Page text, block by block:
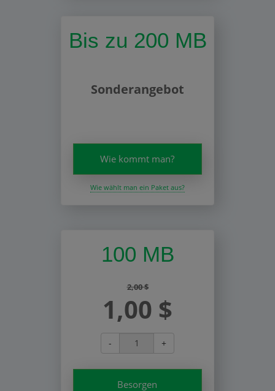
Bis zu 200 MB
Sonderangebot
Wie kommt man?
Wie wählt man ein Paket aus?
100 MB
2,00 $
1,00 $
- +
Besorgen